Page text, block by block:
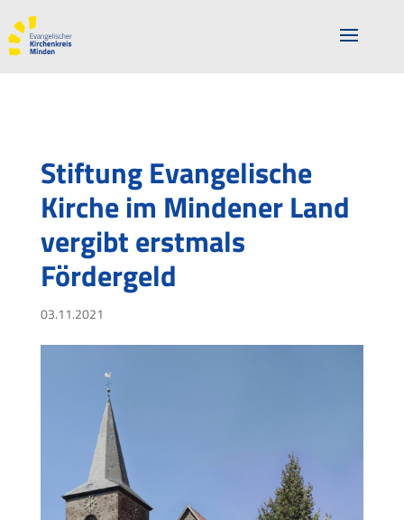
Stiftung Evangelische
Kirche im Mindener Land
vergibt erstmals
Fördergeld
03.11.2021